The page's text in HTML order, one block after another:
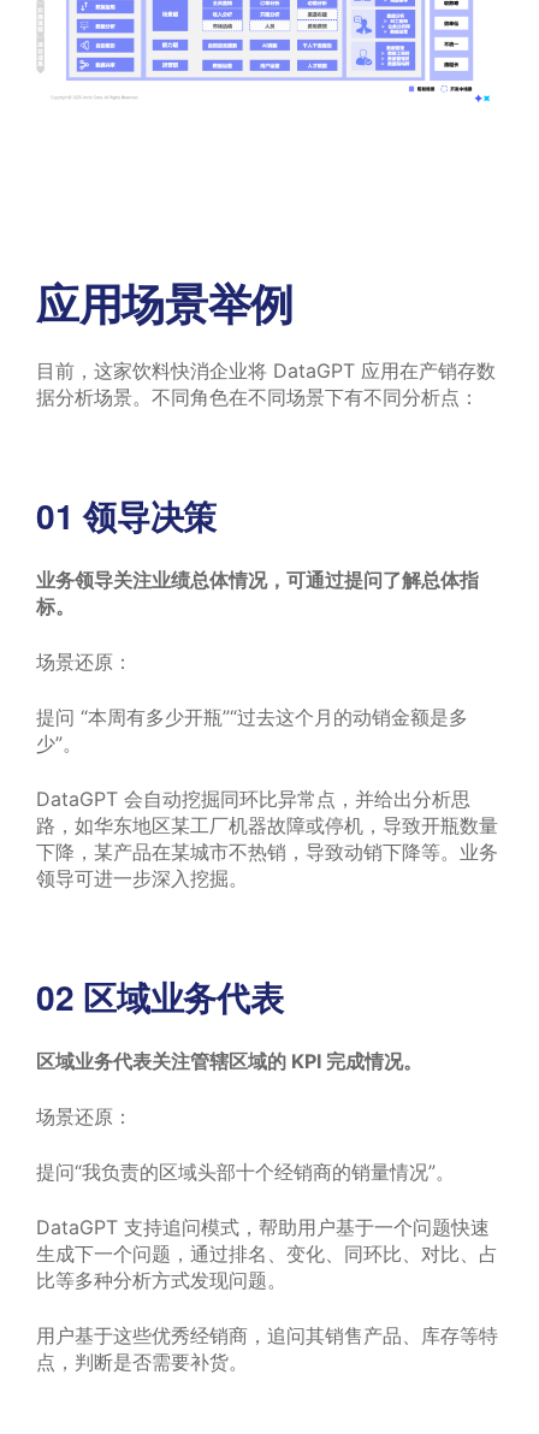
应用场景举例
目前，这家饮料快消企业将 DataGPT 应用在产销存数
据分析场景。不同角色在不同场景下有不同分析点：
01 领导决策
业务领导关注业绩总体情况，可通过提问了解总体指
标。
场景还原：
提问 “本周有多少开瓶”“过去这个月的动销金额是多
少”。
DataGPT 会自动挖掘同环比异常点，并给出分析思
路，如华东地区某工厂机器故障或停机，导致开瓶数量
下降，某产品在某城市不热销，导致动销下降等。业务
领导可进一步深入挖掘。
02 区域业务代表
区域业务代表关注管辖区域的 KPI 完成情况。
场景还原：
提问“我负责的区域头部十个经销商的销量情况”。
DataGPT 支持追问模式，帮助用户基于一个问题快速
生成下一个问题，通过排名、变化、同环比、对比、占
比等多种分析方式发现问题。
用户基于这些优秀经销商，追问其销售产品、库存等特
点，判断是否需要补货。